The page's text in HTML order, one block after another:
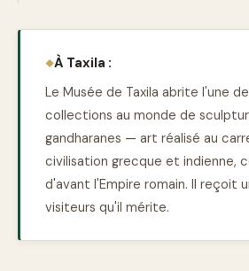
À Taxila :
Le Musée de Taxila abrite l'une
collections au monde de
gandharanes — art réalisé au
civilisation grecque et indienne,
d'avant l'Empire romain. Il reçoit
visiteurs qu'il mérite.